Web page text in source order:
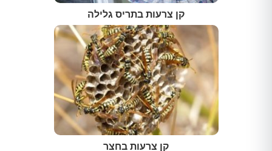
קן צרעות בתריס גלילה
קן צרעות בחצר